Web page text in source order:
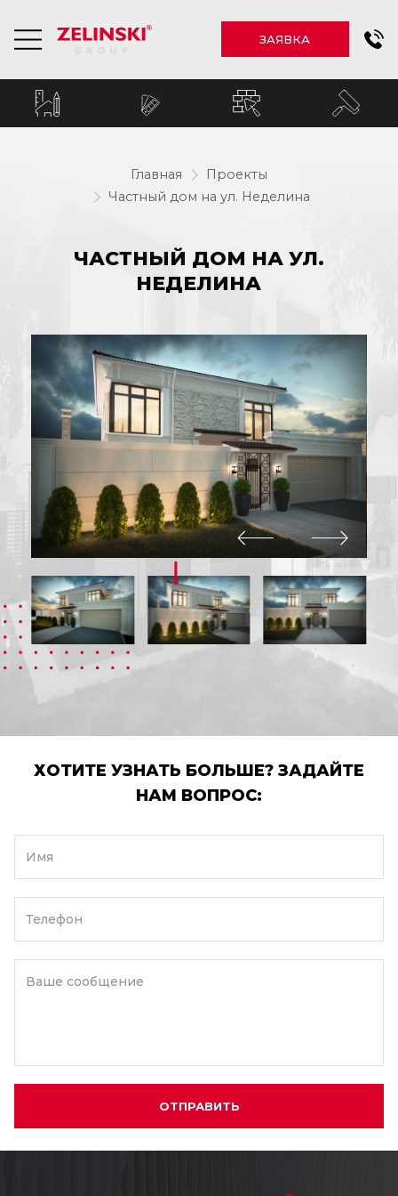
ЗАЯВКА
Главная
Проекты
Частный дом на ул. Неделина
ЧАСТНЫЙ ДОМ НА УЛ.
НЕДЕЛИНА
ХОТИТЕ УЗНАТЬ БОЛЬШЕ? ЗАДАЙТЕ
НАМ ВОПРОС:
Имя
Телефон
Ваше сообщение
ОТПРАВИТЬ